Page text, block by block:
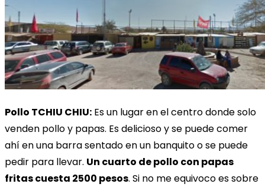
Pollo TCHIU CHIU: Es un lugar en el centro donde solo
venden pollo y papas. Es delicioso y se puede comer
ahí en una barra sentado en un banquito o se puede
pedir para llevar. Un cuarto de pollo con papas
fritas cuesta 2500 pesos. Si no me equivoco es sobre